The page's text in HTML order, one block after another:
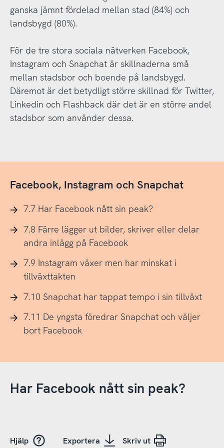
ganska jämnt fördelad mellan stad (84%) och
landsbygd (80%).
För de tre stora sociala nätverken Facebook,
Instagram och Snapchat är skillnaderna små
mellan stadsbor och boende på landsbygd.
Däremot är det betydligt större skillnad för Twitter,
Linkedin och Flashback där det är en större andel
stadsbor som använder dessa.
Facebook, Instagram och Snapchat
7.7 Har Facebook nått sin peak?
7.8 Färre lägger ut bilder, skriver eller delar
andra inlägg på Facebook
7.9 Instagram växer men har minskat i
tillväxttakten
7.10 Snapchat har tappat tempo i sin tillväxt
7.11 De yngsta föredrar Snapchat och väljer
bort Facebook
Har Facebook nått sin peak?
Hjälp Exportera Skriv ut